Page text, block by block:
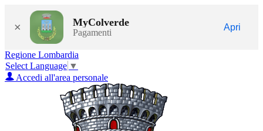
× MyColverde
Pagamenti
Apri
Regione Lombardia
Select Language ▼
Accedi all'area personale